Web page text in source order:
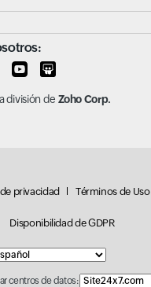
división de Zoho Corp.
privacidad Términos de Uso
Disponibilidad de GDPR
centros de datos: